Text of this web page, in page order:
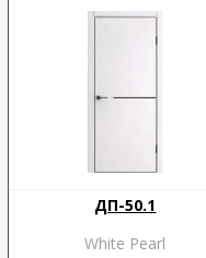
ДП-50.1
White Pearl